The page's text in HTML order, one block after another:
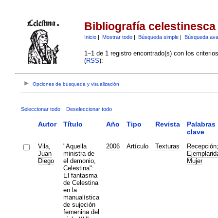
Bibliografía celestinesca
Inicio| Mostrar todo| Búsqueda simple| Búsqueda
1–1 de 1 registro encontrado(s) con los
(RSS):
Opciones de búsqueda y visualización
Seleccionar todo Deseleccionar todo
Autor Título Año Tipo Revista
Palabras
clave
Vila,
Juan
Diego
"Aquella
ministra de
el demonio,
Celestina":
El fantasma
de Celestina
en la
manualística
de sujeción
femenina del
2006 Artículo Texturas Recepción;
Mujer